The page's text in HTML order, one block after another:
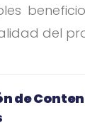
del
de